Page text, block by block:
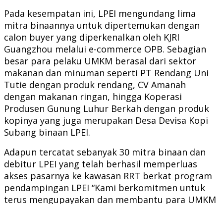
Pada kesempatan ini, LPEI mengundang lima
mitra binaannya untuk dipertemukan dengan
calon buyer yang diperkenalkan oleh KJRI
Guangzhou melalui e-commerce OPB. Sebagian
besar para pelaku UMKM berasal dari sektor
makanan dan minuman seperti PT Rendang Uni
Tutie dengan produk rendang, CV Amanah
dengan makanan ringan, hingga Koperasi
Produsen Gunung Luhur Berkah dengan produk
kopinya yang juga merupakan Desa Devisa Kopi
Subang binaan LPEI.
Adapun tercatat sebanyak 30 mitra binaan dan
debitur LPEI yang telah berhasil memperluas
akses pasarnya ke kawasan RRT berkat program
pendampingan LPEI “Kami berkomitmen untuk
terus mengupayakan dan membantu para UMKM